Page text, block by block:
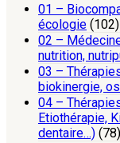
01 –
écologie (102)
02 –
nutrition,
03 –
biokinergie,
04 –
Etiothérapie,
dentaire…) (78)